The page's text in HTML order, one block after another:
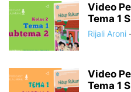
Video
Tema 1
Rijali Aroni
Video
Tema 1